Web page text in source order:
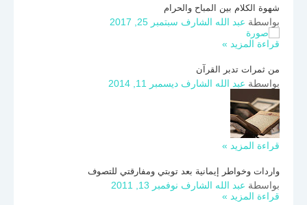
شهوة الكلام بين المباح والحرام
بواسطة عبد الله الشارف سبتمبر 25, 2017
قراءة المزيد »
من ثمرات تدبر القرآن
بواسطة عبد الله الشارف ديسمبر 11, 2014
قراءة المزيد »
واردات وخواطر إيمانية بعد توبتي ومفارقتي للتصوف
بواسطة عبد الله الشارف نوفمبر 13, 2011
قراءة المزيد »